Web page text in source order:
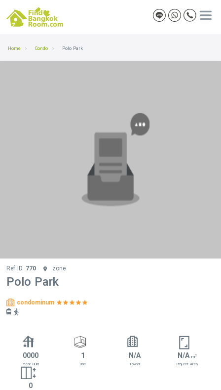
Home Condo Polo Park
Ref ID. 770 zone
Polo Park
condominum
0000
Year Built
1
Unit
N/A
Tower
N/A m2
Project Area
0